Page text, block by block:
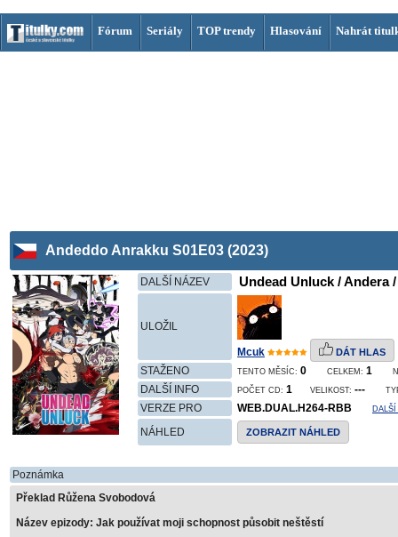
Fórum Seriály TOP trendy Hlasování Nahrát
Andeddo Anrakku S01E03 (2023)
DALŠÍ NÁZEV Undead Unluck / Andera
ULOŽIL
Mcuk DÁT HLAS
STAŽENO TENTO MĚSÍC: 0 CELKEM: 1
DALŠÍ INFO POČET CD: 1 VELIKOST: ---
VERZE PRO WEB.DUAL.H264-RBB
NÁHLED ZOBRAZIT NÁHLED
Poznámka
Překlad Růžena Svobodová
Název epizody: Jak používat moji schopnost působit neštěstí